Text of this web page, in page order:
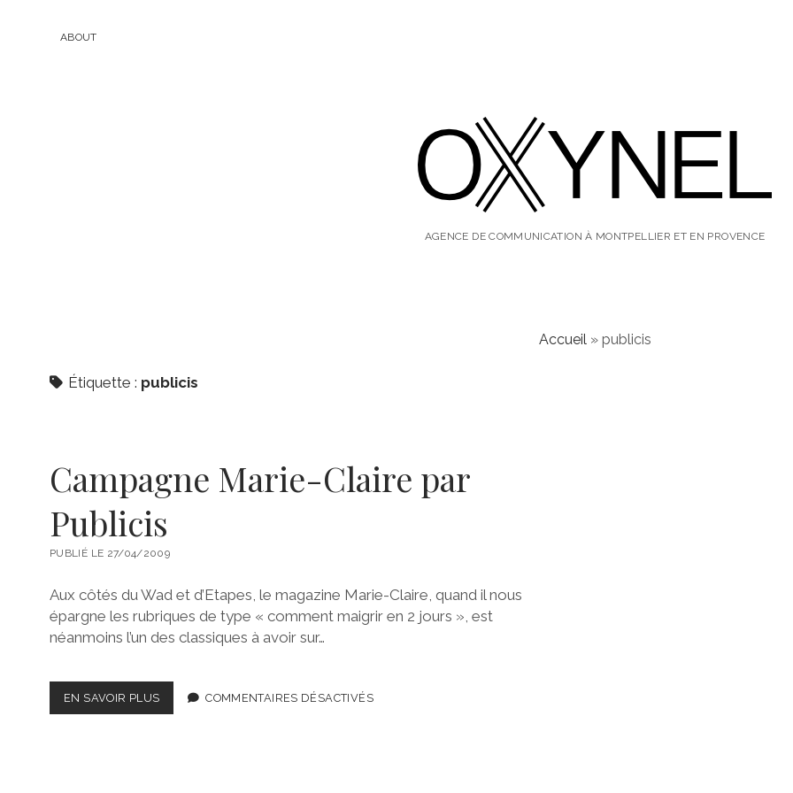
ABOUT
oxynel,
le
AGENCE DE COMMUNICATION À MONTPELLIER ET EN PROVENCE
Accueil» publicis
Étiquette : publicis
Campagne Marie-Claire par
Publicis
PUBLIÉ LE 27/04/2009
Aux côtés du Wad et d’Etapes, le magazine Marie-Claire, quand il nous
épargne les rubriques de type « comment maigrir en 2 jours », est
néanmoins l’un des classiques à avoir sur…
EN SAVOIR PLUSCAMPAGNE
MARIE-
COMMENTAIRES DÉSACTIVÉS